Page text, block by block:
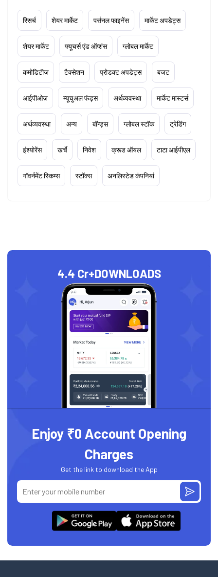
रिसर्च शेयर मार्केट पर्सनल फाइनेंस मार्केट अपडेट्स
शेयर मार्केट फ्यूचर्स एंड ऑप्शंस ग्लोबल मार्केट
कमोडिटीज़ टैक्सेशन प्रोडक्ट अपडेट्स बजट
आईपीओज़ म्यूचुअल फंड्स अर्थव्यवस्था मार्केट मास्टर्स
अर्थव्यवस्था अन्य बॉन्ड्स ग्लोबल स्टॉक ट्रेडिंग
इंश्योरेंस खर्चे निवेश क्रूड ऑयल टाटा आईपीएल
गॉवर्नमेंट स्किम्स स्टॉक्स अनलिस्टेड कंपनियां
4.4 Cr+DOWNLOADS
Enjoy ₹0 Account Opening
Charges
Get the link to download the App